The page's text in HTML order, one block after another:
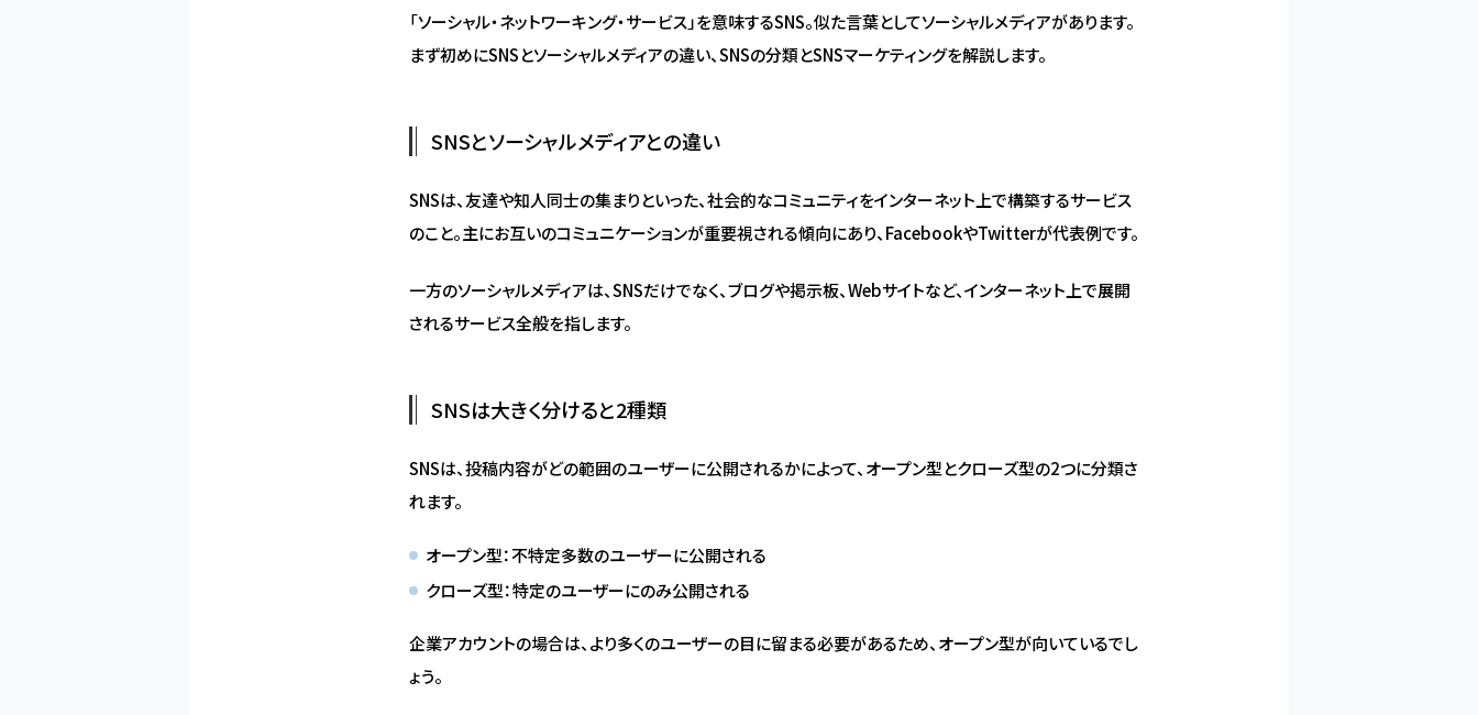
「ソーシャル・ネットワーキング・サービス」を意味するSNS。似た言葉としてソーシャルメディアがあります。
まず初めにSNSとソーシャルメディアの違い、SNSの分類とSNSマーケティングを解説します。
SNSとソーシャルメディアとの違い
SNSは、友達や知人同士の集まりといった、社会的なコミュニティをインターネット上で構築するサービス
のこと。主にお互いのコミュニケーションが重要視される傾向にあり、FacebookやTwitterが代表例です。
一方のソーシャルメディアは、SNSだけでなく、ブログや掲示板、Webサイトなど、インターネット上で展開
されるサービス全般を指します。
SNSは大きく分けると2種類
SNSは、投稿内容がどの範囲のユーザーに公開されるかによって、オープン型とクローズ型の2つに分類さ
れます。
オープン型：不特定多数のユーザーに公開される
クローズ型：特定のユーザーにのみ公開される
企業アカウントの場合は、より多くのユーザーの目に留まる必要があるため、オープン型が向いているでし
ょう。